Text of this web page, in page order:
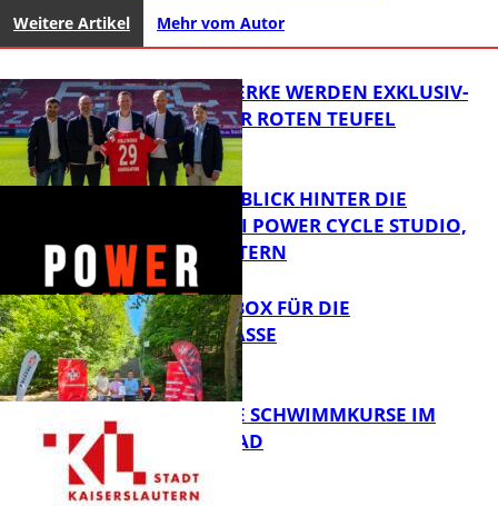
Weitere Artikel Mehr vom Autor
DIE PFALZWERKE WERDEN EXKLUSIV-
PARTNER DER ROTEN TEUFEL
Sport
EXKLUSIVER BLICK HINTER DIE
KULISSEN BEI POWER CYCLE STUDIO,
KAISERSLAUTERN
EINE SPORTBOX FÜR DIE
BREMERSTRASSE
KOSTENLOSE SCHWIMMKURSE IM
WARMFREIBAD